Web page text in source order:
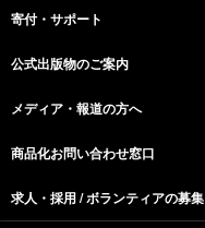
寄付・サポート
公式出版物のご案内
メディア・報道の方へ
商品化お問い合わせ窓口
求人・採用 / ボランティアの募集